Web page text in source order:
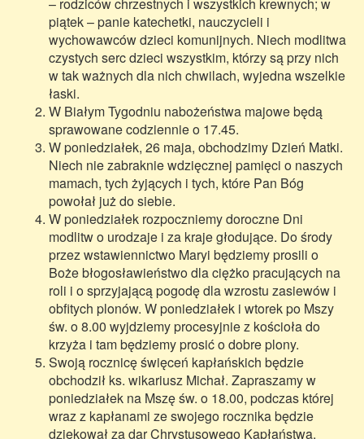
piątek – panie katechetki, nauczycieli i
wychowawców dzieci komunijnych. Niech modlitwa
czystych serc dzieci wszystkim, którzy są przy nich
w tak ważnych dla nich chwilach, wyjedna wszelkie
łaski.
W Białym Tygodniu nabożeństwa majowe będą
sprawowane codziennie o 17.45.
W poniedziałek, 26 maja, obchodzimy Dzień Matki.
Niech nie zabraknie wdzięcznej pamięci o naszych
mamach, tych żyjących i tych, które Pan Bóg
powołał już do siebie.
W poniedziałek rozpoczniemy doroczne Dni
modlitw o urodzaje i za kraje głodujące. Do środy
przez wstawiennictwo Maryi będziemy prosili o
Boże błogosławieństwo dla ciężko pracujących na
roli i o sprzyjającą pogodę dla wzrostu zasiewów i
obfitych plonów. W poniedziałek i wtorek po Mszy
św. o 8.00 wyjdziemy procesyjnie z kościoła do
krzyża i tam będziemy prosić o dobre plony.
Swoją rocznicę święceń kapłańskich będzie
obchodził ks. wikariusz Michał. Zapraszamy w
poniedziałek na Mszę św. o 18.00, podczas której
wraz z kapłanami ze swojego rocznika będzie
dziękował za dar Chrystusowego Kapłaństwa.